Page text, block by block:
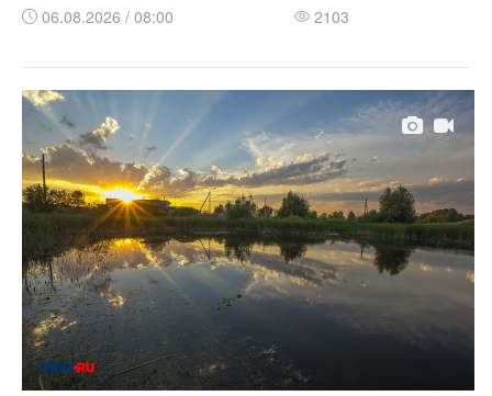
06.08.2026 / 08:00 2103